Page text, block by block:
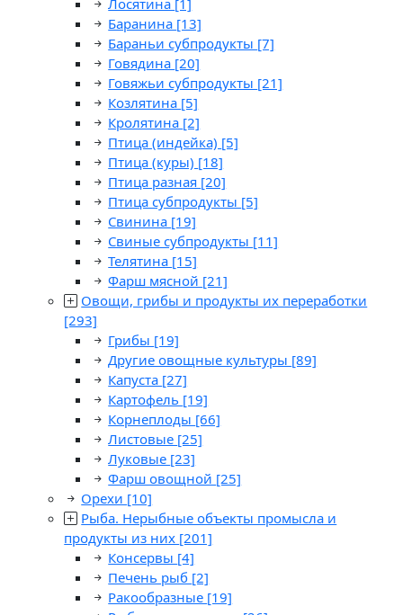
Лосятина [1]
Баранина [13]
Бараньи субпродукты [7]
Говядина [20]
Говяжьи субпродукты [21]
Козлятина [5]
Кролятина [2]
Птица (индейка) [5]
Птица (куры) [18]
Птица разная [20]
Птица субпродукты [5]
Свинина [19]
Свиные субпродукты [11]
Телятина [15]
Фарш мясной [21]
Овощи, грибы и продукты их переработки
[293]
Грибы [19]
Другие овощные культуры [89]
Капуста [27]
Картофель [19]
Корнеплоды [66]
Листовые [25]
Луковые [23]
Фарш овощной [25]
Орехи [10]
Рыба. Нерыбные объекты промысла и
продукты из них [201]
Консервы [4]
Печень рыб [2]
Ракообразные [19]